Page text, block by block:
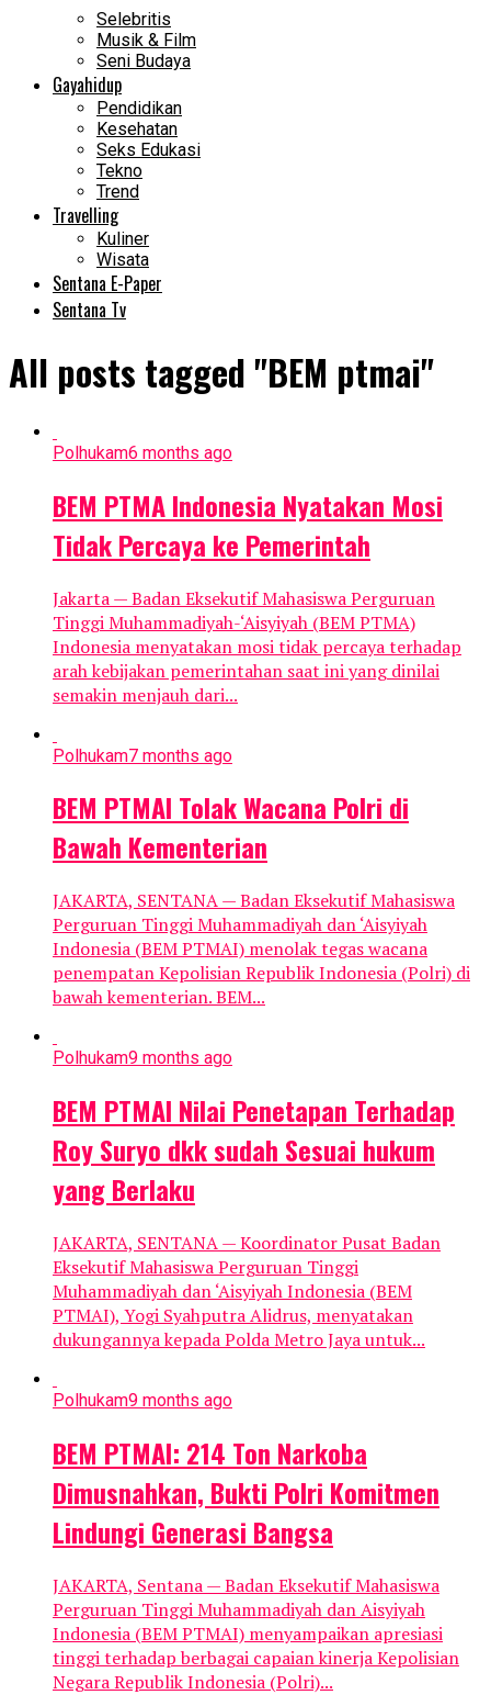
Selebritis
Musik & Film
Seni Budaya
Gayahidup
Pendidikan
Kesehatan
Seks Edukasi
Tekno
Trend
Travelling
Kuliner
Wisata
Sentana E-Paper
Sentana Tv
All posts tagged "BEM ptmai"
Polhukam6 months ago
BEM PTMA Indonesia Nyatakan Mosi
Tidak Percaya ke Pemerintah
Jakarta — Badan Eksekutif Mahasiswa Perguruan
Tinggi Muhammadiyah-‘Aisyiyah (BEM PTMA)
Indonesia menyatakan mosi tidak percaya terhadap
arah kebijakan pemerintahan saat ini yang dinilai
semakin menjauh dari...
Polhukam7 months ago
BEM PTMAI Tolak Wacana Polri di
Bawah Kementerian
JAKARTA, SENTANA — Badan Eksekutif Mahasiswa
Perguruan Tinggi Muhammadiyah dan ‘Aisyiyah
Indonesia (BEM PTMAI) menolak tegas wacana
penempatan Kepolisian Republik Indonesia (Polri) di
bawah kementerian. BEM...
Polhukam9 months ago
BEM PTMAI Nilai Penetapan Terhadap
Roy Suryo dkk sudah Sesuai hukum
yang Berlaku
JAKARTA, SENTANA — Koordinator Pusat Badan
Eksekutif Mahasiswa Perguruan Tinggi
Muhammadiyah dan ‘Aisyiyah Indonesia (BEM
PTMAI), Yogi Syahputra Alidrus, menyatakan
dukungannya kepada Polda Metro Jaya untuk...
Polhukam9 months ago
BEM PTMAI: 214 Ton Narkoba
Dimusnahkan, Bukti Polri Komitmen
Lindungi Generasi Bangsa
JAKARTA, Sentana — Badan Eksekutif Mahasiswa
Perguruan Tinggi Muhammadiyah dan Aisyiyah
Indonesia (BEM PTMAI) menyampaikan apresiasi
tinggi terhadap berbagai capaian kinerja Kepolisian
Negara Republik Indonesia (Polri)...